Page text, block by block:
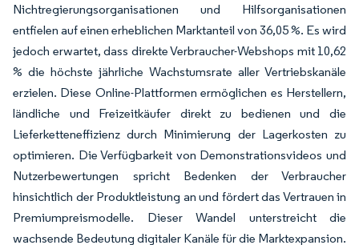
Nichtregierungsorganisationen und Hilfsorganisationen
entfielen auf einen erheblichen Marktanteil von 36,05 %. Es wird
jedoch erwartet, dass direkte Verbraucher-Webshops mit 10,62
% die höchste jährliche Wachstumsrate aller Vertriebskanäle
erzielen. Diese Online-Plattformen ermöglichen es Herstellern,
ländliche und Freizeitkäufer direkt zu bedienen und die
Lieferketteneffizienz durch Minimierung der Lagerkosten zu
optimieren. Die Verfügbarkeit von Demonstrationsvideos und
Nutzerbewertungen spricht Bedenken der Verbraucher
hinsichtlich der Produktleistung an und fördert das Vertrauen in
Premiumpreismodelle. Dieser Wandel unterstreicht die
wachsende Bedeutung digitaler Kanäle für die Marktexpansion.